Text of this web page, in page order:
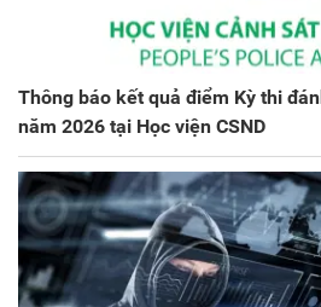
Thông báo kết quả điểm Kỳ thi
năm 2026 tại Học viện CSND